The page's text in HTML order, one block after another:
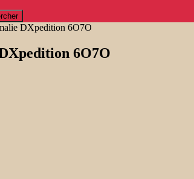
DXpedition 6O7O
6O7O